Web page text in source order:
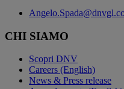
CHI SIAMO
Scopri DNV
Careers (English)
News & Press release